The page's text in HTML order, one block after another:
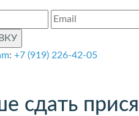
: +7 (919) 226-42-05
сдать